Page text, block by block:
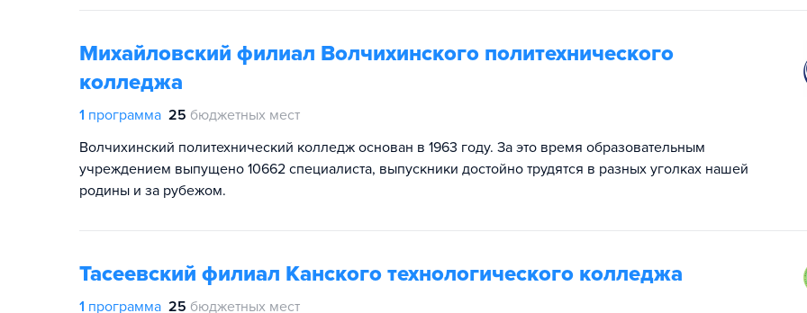
Михайловский филиал Волчихинского политехнического
колледжа
1 программа 25 бюджетных мест
Волчихинский политехнический колледж основан в 1963 году. За это время образовательным
учреждением выпущено 10662 специалиста, выпускники достойно трудятся в разных уголках нашей
родины и за рубежом.
Тасеевский филиал Канского технологического колледжа
1 программа 25 бюджетных мест